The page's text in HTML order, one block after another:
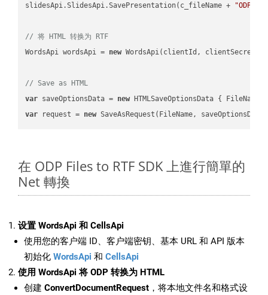
slidesApi.SlidesApi.SavePresentation(c_fileName +
"ODP"
// 将 HTML 转换为 RTF
WordsApi wordsApi = new WordsApi(clientId, clientSecret);
// Save as HTML
var saveOptionsData = new HTMLSaveOptionsData { FileName
var request = new
在 ODP Files to RTF SDK 上進行簡單的
Net 轉換
设置 WordsApi 和 CellsApi
使用您的客户端 ID、客户端密钥、基本 URL 和 API 版本
初始化 WordsApi 和 CellsApi
使用 WordsApi 将 ODP 转换为 HTML
创建 ConvertDocumentRequest ，将本地文件名和格式设